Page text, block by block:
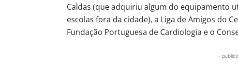
Caldas (que adquiriu algum do equipamento
escolas fora da cidade), a Liga de Amigos do
Fundação Portuguesa de Cardiologia e o
-